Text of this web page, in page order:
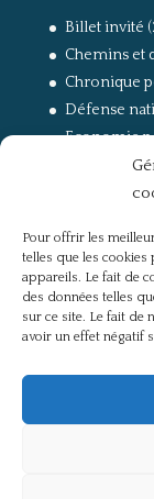
Pour offrir les
telles que les
appareils. Le fait de
des données telles
sur ce site. Le fait de
avoir un effet négatif
Billet invité
Chemins et
Chronique
Défense
Economie
La guerre,
Non classé
Partis
Présentation
Références